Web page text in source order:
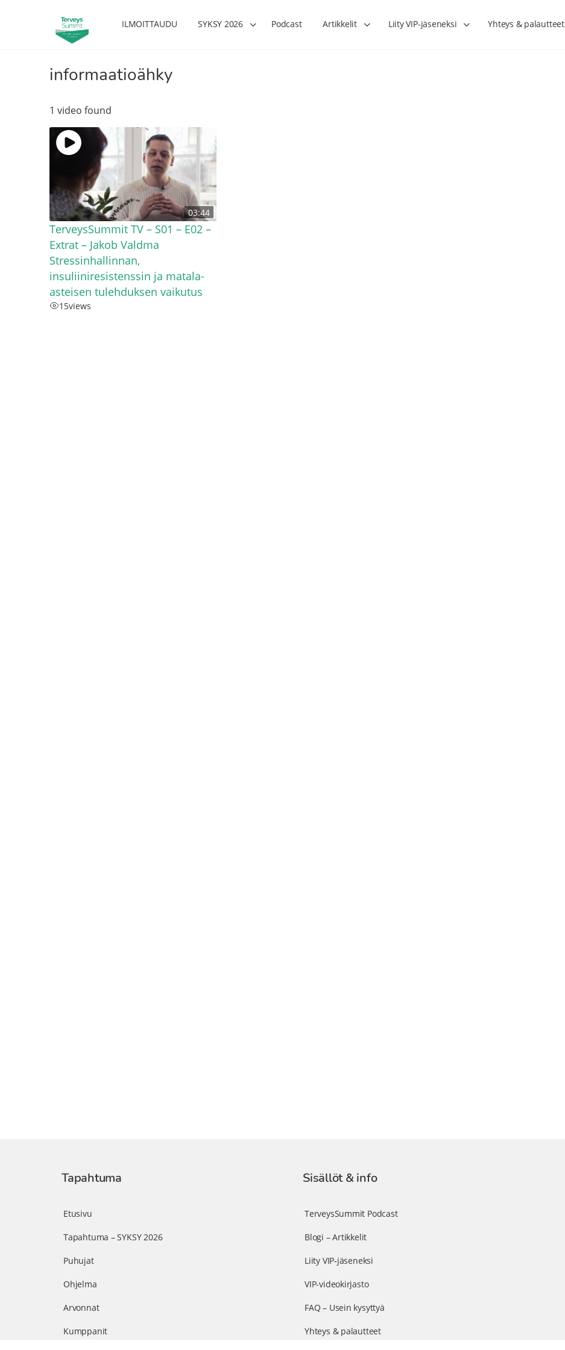
ILMOITTAUDU SYKSY 2026 Podcast Artikkelit Liity VIP-jäseneksi Yhteys & palautteet
informaatioähky
1 video found
03:44
TerveysSummit TV – S01 – E02 –
Extrat – Jakob Valdma ​
Stressinhallinnan,
insuliiniresistenssin ja matala-
asteisen tulehduksen vaikutus
15views
Tapahtuma
Etusivu
Tapahtuma – SYKSY 2026
Puhujat
Ohjelma
Arvonnat
Kumppanit
Sisällöt & info
TerveysSummit Podcast
Blogi – Artikkelit
Liity VIP-jäseneksi
VIP-videokirjasto
FAQ – Usein kysyttyä
Yhteys & palautteet